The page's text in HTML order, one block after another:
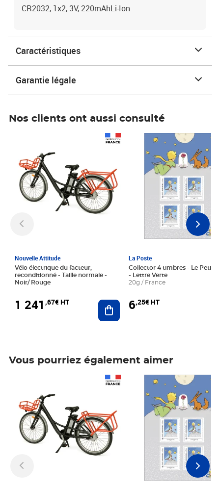
CR2032, 1x2, 3V, 220mAhLi-Ion
Caractéristiques
Garantie légale
Nos clients ont aussi consulté
Nouvelle Attitude
Vélo électrique du facteur,
reconditionné - Taille normale -
Noir/ Rouge
1 241 ,67€ HT Ajouter au panier
La Poste
Collector 4 timbres - Le Petit
- Lettre Verte
20g / France
6,25€ HT
Prix 6,25€ HT
Vous pourriez également aimer
Prix 6,25€ HT